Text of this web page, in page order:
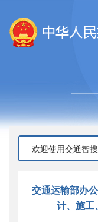
交通运输部办
计、施工